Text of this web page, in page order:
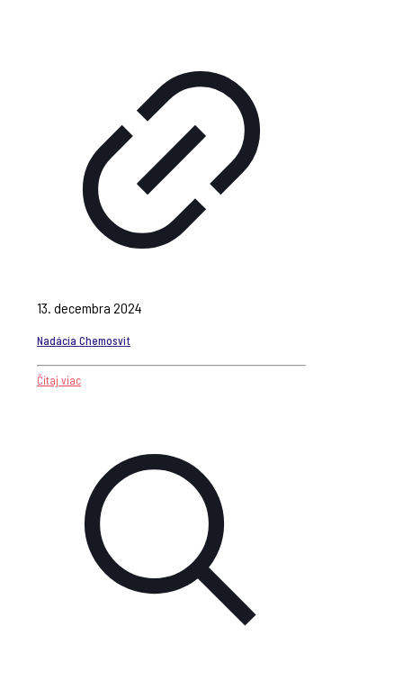
13. decembra 2024
Nadácia Chemosvit
Čítaj viac